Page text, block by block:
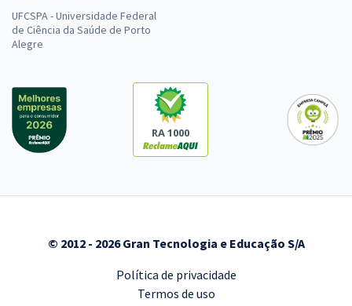
UFCSPA - Universidade Federal
de Ciência da Saúde de Porto
Alegre
RA 1000
© 2012 - 2026 Gran Tecnologia e Educação S/A
Política de privacidade
Termos de uso